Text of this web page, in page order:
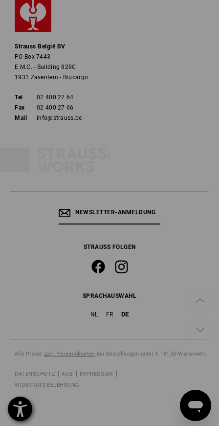
Strauss België BV
PO Box 7443
E.M.C. - Building 829C
1931 Zaventem - Brucargo
Tel
02 400 27 64
Fax
02 400 27 66
Mail
info@strauss.be
NEWSLETTER-ANMELDUNG
STRAUSS FOLGEN
SPRACHAUSWAHL
NL FR DE
Alle Preise zzgl. Versandkosten bei Bestellungen unter € 181,50 Warenwert.
DATENSCHUTZ AGB
IMPRESSUM
WIDERRUFSBELEHRUNG